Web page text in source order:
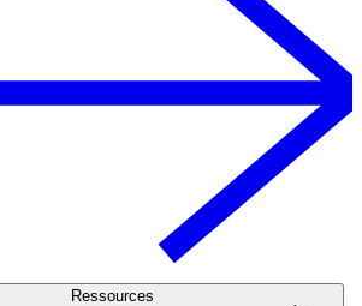
Ressources